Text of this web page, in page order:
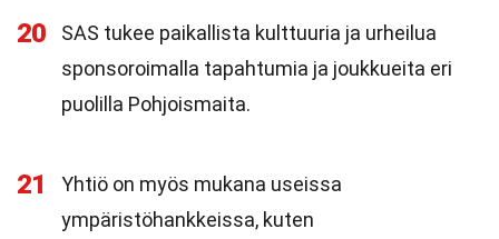
20
SAS tukee paikallista kulttuuria ja urheilua
sponsoroimalla tapahtumia ja joukkueita eri
puolilla Pohjoismaita.
21
Yhtiö on myös mukana useissa
ympäristöhankkeissa, kuten